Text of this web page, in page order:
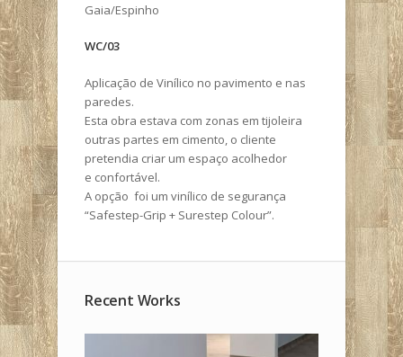
Gaia/Espinho
WC/03
Aplicação de Vinílico no pavimento e nas
paredes.
Esta obra estava com zonas em tijoleira
outras partes em cimento, o cliente
pretendia criar um espaço acolhedor
e confortável.
A opção foi um vinílico de segurança
“Safestep-Grip + Surestep Colour”.
Recent Works